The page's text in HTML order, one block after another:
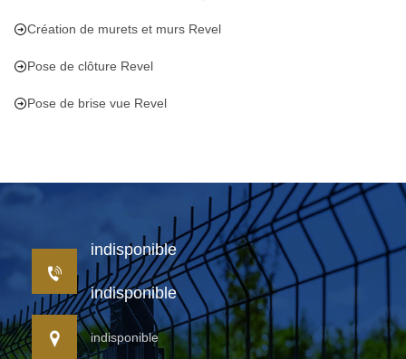
Création de murets et murs Revel
Pose de clôture Revel
Pose de brise vue Revel
indisponible
indisponible
indisponible